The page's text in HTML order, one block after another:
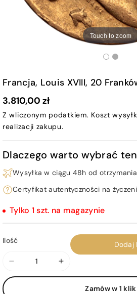
Touch to zoom
Francja, Louis XVIII, 20
3.810,00 zł
Z wliczonym podatkiem. Koszt
realizacji zakupu.
Dlaczego warto wybrać
Wysyłka w ciągu 48h od
Certyfikat autentyczności na
Tylko 1 szt. na magazynie
Ilość
Zmniejsz
ilość
Zwiększ
ilość
Dodaj
Zamów w 1 klik